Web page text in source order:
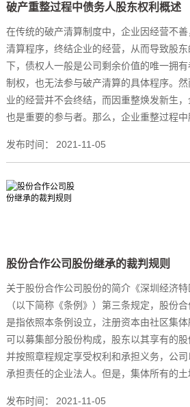
破产重整过程中债务人股东权利概述
在传统的破产清算制度中，企业因经营不
清算程序，终结企业的经营，从而导致股
下，债权人一般是公司剩余价值的唯一拥
制权，也无法参与破产清算的具体程序。
业的经营并不会终结，而因重整焕发新生
也是重要的参与者。那么，企业重整过程中
发布时间： 2021-11-05
股份合作公司股份继承的裁判规则
关于股份合作公司股份的简介《深圳经济特
（以下简称《条例》）第三条规定，股份
是指依照本条例设立，注册资本由社区集
可以募集部分股份构成，股东以其享有的股
并按照章程规定享受权利和承担义务，公
承担责任的企业法人。但是，集体所有的土
发布时间： 2021-11-05